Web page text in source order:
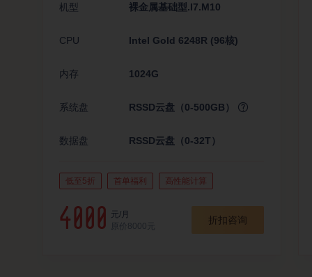
机型 裸金属基础型.I7.M10
CPU Intel Gold 6248R (96核)
内存 1024G
系统盘 RSSD云盘（0-500GB）
数据盘 RSSD云盘（0-32T）
低至5折 首单福利 高性能计算
4000 元/月
原价8000元
折扣咨询